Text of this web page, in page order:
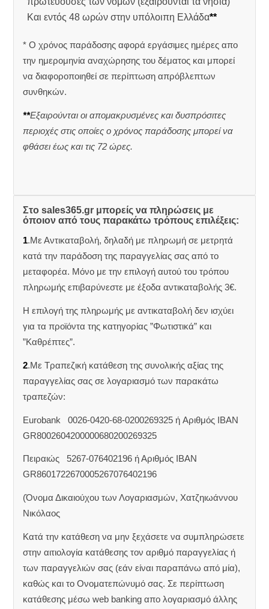
Και εντός 48 ωρών στην υπόλοιπη Ελλάδα**
* Ο χρόνος παράδοσης αφορά εργάσιμες ημέρες απο
την ημερομηνία αναχώρησης του δέματος και μπορεί
να διαφοροποιηθεί σε περίπτωση απρόβλεπτων
συνθηκών.
**Εξαιρούνται οι απομακρυσμένες και δυσπρόσιτες
περιοχές στις οποίες ο χρόνος παράδοσης μπορεί να
φθάσει έως και τις 72 ώρες.
Στο sales365.gr μπορείς να πληρώσεις με
όποιον από τους παρακάτω τρόπους επιλέξεις:
1.Με Αντικαταβολή, δηλαδή με πληρωμή σε μετρητά
κατά την παράδοση της παραγγελίας σας από το
μεταφορέα. Μόνο με την επιλογή αυτού του τρόπου
πληρωμής επιβαρύνεστε με έξοδα αντικαταβολής 3€.
Η επιλογή της πληρωμής με αντικαταβολή δεν ισχύει
για τα προϊόντα της κατηγορίας ”Φωτιστικά” και
”Καθρέπτες”.
2.Με Τραπεζική κατάθεση της συνολικής αξίας της
παραγγελίας σας σε λογαριασμό των παρακάτω
τραπεζών:
Eurobank 0026-0420-68-0200269325 ή Aριθμός IBAN
GR8002604200000680200269325
Πειραιώς 5267-076402196 ή Αριθμός IBAN
GR8601722670005267076402196
(Όνομα Δικαιούχου των Λογαριασμών, Χατζηιωάννου
Νικόλαος
Κατά την κατάθεση να μην ξεχάσετε να συμπληρώσετε
στην αιτιολογία κατάθεσης τον αριθμό παραγγελίας ή
των παραγγελιών σας (εάν είναι παραπάνω από μία),
καθώς και το Ονοματεπώνυμό σας. Σε περίπτωση
κατάθεσης μέσω web banking απο λογαριασμό άλλης